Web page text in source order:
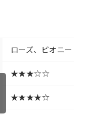
ローズ、ピオニー
★★★☆☆
★★★★☆